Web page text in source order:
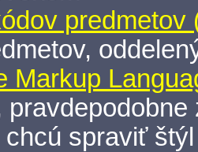
predmetov
Markup
chcú spraviť